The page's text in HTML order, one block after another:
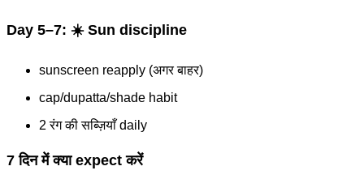
Day 5–7: ☀️ Sun discipline
sunscreen reapply (अगर बाहर)
cap/dupatta/shade habit
2 रंग की सब्ज़ियाँ daily
7 दिन में क्या expect करें